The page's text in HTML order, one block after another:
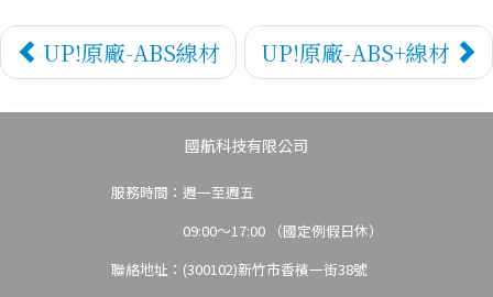
列印
UP!原廠-ABS線材 UP!原廠-ABS+線材
國航科技有限公司
服務時間：週一至週五
09:00～17:00 （國定例假日休）
聯絡地址：(300102)新竹市香檳一街38號